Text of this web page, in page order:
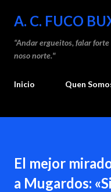
A. C. FUCO
“Andar ergueitos, falar
noso norte."
Inicio Quen
El mejor
a Mugardos: